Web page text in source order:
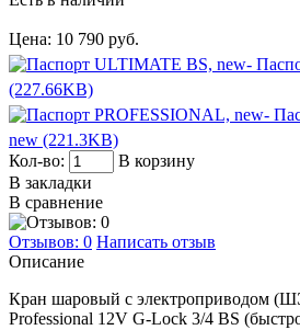
Цена: 10 790 руб.
-
(227.66KB)
-
new (221.3KB)
Кол-во:
В корзину
В закладки
В сравнение
Отзывов: 0 Написать отзыв
Описание
Кран шаровый с электроприводом
Professional 12V G-Lock 3/4 BS